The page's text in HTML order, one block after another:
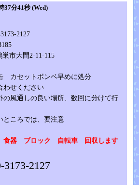
分41秒 (Wed)
2127
市大間2-11-115
カセットボンベ早めに処分
せください
の風通しの良い場所、数回に分けて行
ところでは、要注意
器 ブロック 自転車 回収します
2127